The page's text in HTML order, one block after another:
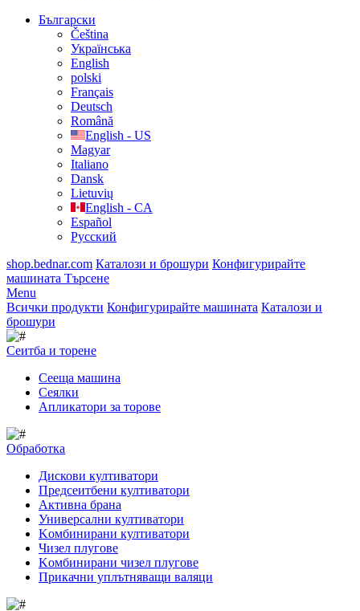
Български
Čeština
Українська
English
polski
Français
Deutsch
Română
English - US
Magyar
Italiano
Dansk
Lietuvių
English - CA
Español
Русский
shop.bednar.com Каталози и брошури Конфигурирайте
машината Търсене
Menu
Всички продукти Конфигурирайте машината Каталози и
брошури
Сеитба и торене
Cееща машина
Cеялки
Апликатори за торове
Обработка
Дискови култиватори
Предсеитбени култиватори
Активна брана
Универсални култиватори
Kомбинирани култиватори
Чизел плугове
Kомбинирани чизел плугове
Прикачни уплътняващи валяци